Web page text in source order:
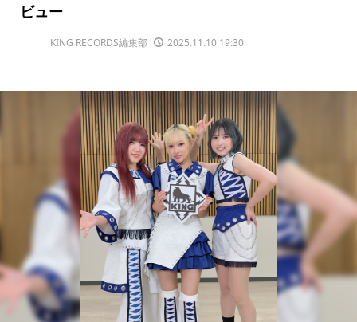
ビュー
KING RECORDS編集部 2025.11.10 19:30